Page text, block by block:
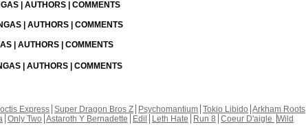
| AUTHORS | COMMENTS
| AUTHORS | COMMENTS
| AUTHORS | COMMENTS
| AUTHORS | COMMENTS
Express Super Dragon Bros Z Psychomantium Tokio Libido Arkham Roots
Only Two Astaroth Y Bernadette Edil Leth Hate Run 8 Coeur D'aigle Wild